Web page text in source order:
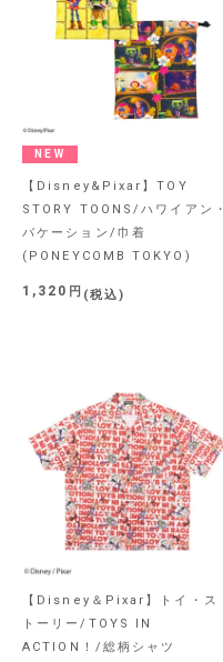
NEW
【Disney&Pixar】TOY
STORY TOONS/ハワイアン・
バケーション/巾着
(PONEYCOMB TOKYO)
1,320 税込
【Disney＆Pixar】トイ・ス
トーリー/TOYS IN
ACTION！/総柄シャツ